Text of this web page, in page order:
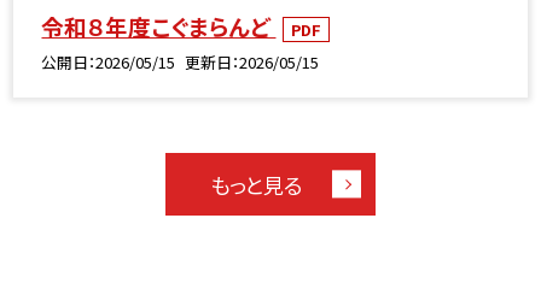
令和８年度こぐまらんど
PDF
公開日 2026/05/15 更新日 2026/05/15
もっと見る